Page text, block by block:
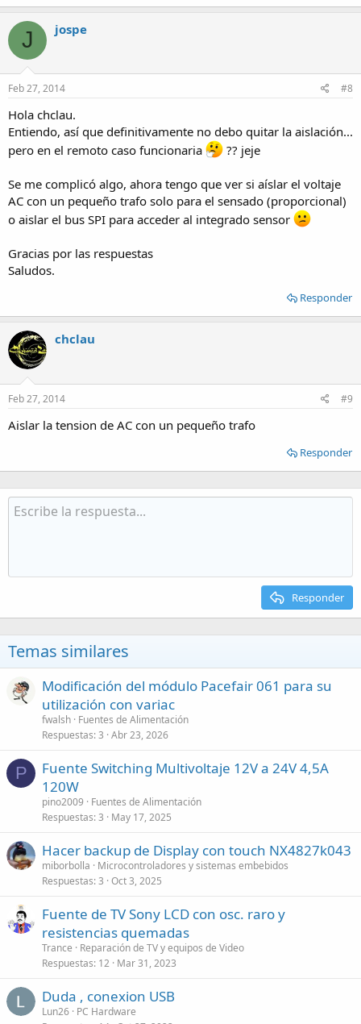
J jospe
Feb 27, 2014 #8
Hola chclau.
Entiendo, así que definitivamente no debo quitar la aislación...
pero en el remoto caso funcionaria
?? jeje
Se me complicó algo, ahora tengo que ver si aíslar el voltaje
AC con un pequeño trafo solo para el sensado (proporcional)
o aislar el bus SPI para acceder al integrado sensor
Gracias por las respuestas
Saludos.
Responder
chclau
Feb 27, 2014 #9
Aislar la tension de AC con un pequeño trafo
Responder
Responder
Temas similares
Modificación del módulo Pacefair 061 para su
utilización con variac
fwalsh Fuentes de Alimentación
Respuestas 3 Abr 23, 2026
P
Fuente Switching Multivoltaje 12V a 24V 4,5A
120W
pino2009
Fuentes de Alimentación
Respuestas 3 May 17, 2025
Hacer backup de Display con touch NX4827k043
miborbolla
Microcontroladores y sistemas embebidos
Respuestas 3 Oct 3, 2025
Fuente de TV Sony LCD con osc. raro y
resistencias quemadas
Trance
Reparación de TV y equipos de Video
Respuestas 12 Mar 31, 2023
Duda , conexion USB
Lun26 PC Hardware